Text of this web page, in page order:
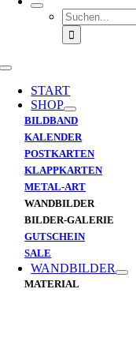
Suche
nach:
Toggle
NavigationSTART
SHOP
BILDBAND
KALENDER
POSTKARTEN
KLAPPKARTEN
METAL-ART
WANDBILDER
BILDER-GALERIE
GUTSCHEIN
SALE
WANDBILDER
MATERIAL